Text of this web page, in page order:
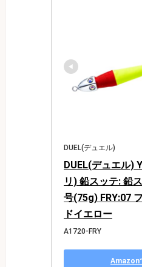
DUEL(デュエル)
DUEL(デュエル)
リ) 鉛スッテ: 鉛
号(75g) FRY:07
ドイエロー
A1720-FRY
Amazon